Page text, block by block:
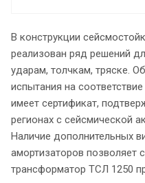
В конструкции
реализован ряд решений
ударам, толчкам, тряске.
испытания на
имеет сертификат,
регионах с сейсмической
Наличие дополнительных
амортизаторов позволяет
трансформатор ТСЛ 1250